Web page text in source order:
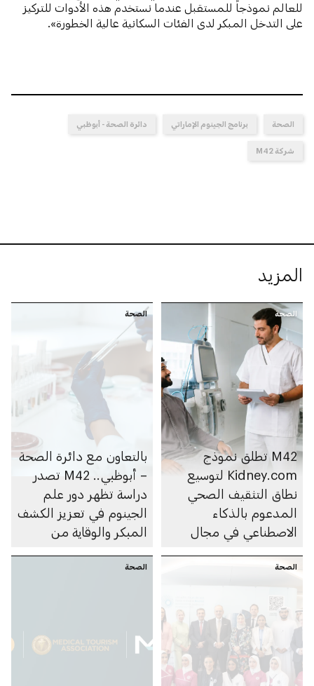
للعالم نموذجاً للمستقبل عندما نستخدم هذه الأدوات للتركيز
على التدخل المبكر لدى الفئات السكانية عالية الخطورة».
الصحة برنامج الجينوم ‏الإماراتي دائرة الصحة - أبوظبي
شركة M42
المزيد
الصحة
M42 تطلق نموذج
Kidney.com لتوسيع
نطاق التثقيف الصحي
المدعوم بالذكاء
الاصطناعي في مجال
الصحة
بالتعاون مع دائرة الصحة
– أبوظبي.. M42 تصدر
دراسة تظهر دور علم
الجينوم في تعزيز الكشف
المبكر والوقاية من
الصحة الصحة